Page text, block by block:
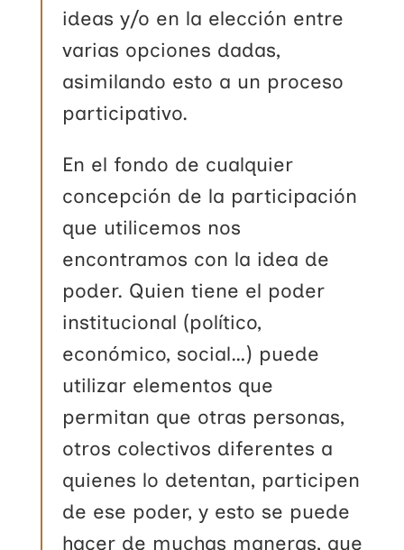
ideas y/o en la elección entre
varias opciones dadas,
asimilando esto a un proceso
participativo.
En el fondo de cualquier
concepción de la participación
que utilicemos nos
encontramos con la idea de
poder. Quien tiene el poder
institucional (político,
económico, social…) puede
utilizar elementos que
permitan que otras personas,
otros colectivos diferentes a
quienes lo detentan, participen
de ese poder, y esto se puede
hacer de muchas maneras, que